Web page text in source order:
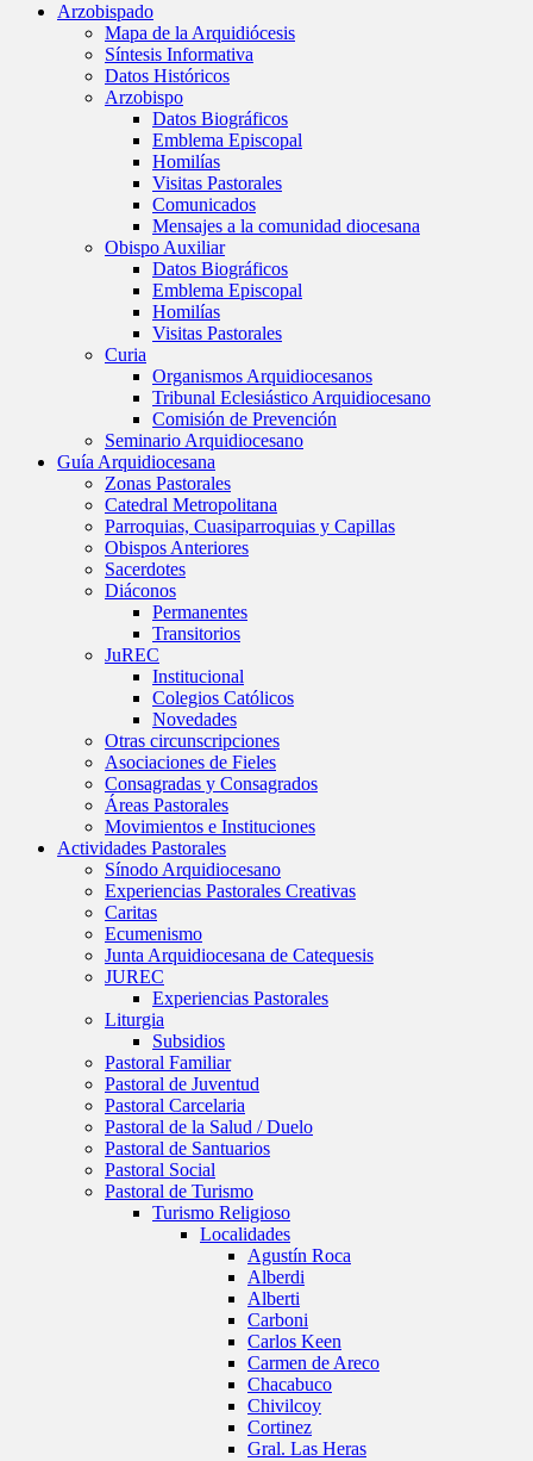
Arzobispado
Mapa de la Arquidiócesis
Síntesis Informativa
Datos Históricos
Arzobispo
Datos Biográficos
Emblema Episcopal
Homilías
Visitas Pastorales
Comunicados
Mensajes a la comunidad diocesana
Obispo Auxiliar
Datos Biográficos
Emblema Episcopal
Homilías
Visitas Pastorales
Curia
Organismos Arquidiocesanos
Tribunal Eclesiástico Arquidiocesano
Comisión de Prevención
Seminario Arquidiocesano
Guía Arquidiocesana
Zonas Pastorales
Catedral Metropolitana
Parroquias, Cuasiparroquias y Capillas
Obispos Anteriores
Sacerdotes
Diáconos
Permanentes
Transitorios
JuREC
Institucional
Colegios Católicos
Novedades
Otras circunscripciones
Asociaciones de Fieles
Consagradas y Consagrados
Áreas Pastorales
Movimientos e Instituciones
Actividades Pastorales
Sínodo Arquidiocesano
Experiencias Pastorales Creativas
Caritas
Ecumenismo
Junta Arquidiocesana de Catequesis
JUREC
Experiencias Pastorales
Liturgia
Subsidios
Pastoral Familiar
Pastoral de Juventud
Pastoral Carcelaria
Pastoral de la Salud / Duelo
Pastoral de Santuarios
Pastoral Social
Pastoral de Turismo
Turismo Religioso
Localidades
Agustín Roca
Alberdi
Alberti
Carboni
Carlos Keen
Carmen de Areco
Chacabuco
Chivilcoy
Cortinez
Gral. Las Heras